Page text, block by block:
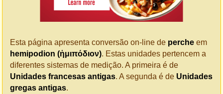
Esta página apresenta conversão on-line de perche em
hemipodion (ἡμιπόδιον). Estas unidades pertencem a
diferentes sistemas de medição. A primeira é de
Unidades francesas antigas. A segunda é de Unidades
gregas antigas.